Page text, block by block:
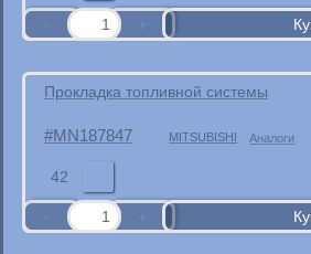
Прокладка топливной системы
MN187847 MITSUBISHI Аналоги
42